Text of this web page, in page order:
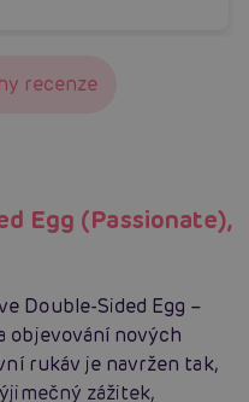
recenze
Egg (Passionate),
Double-Sided Egg –
objevování nových
rukáv je navržen tak,
zážitek,